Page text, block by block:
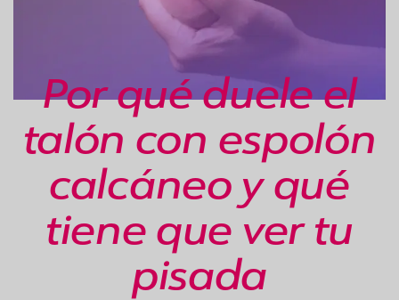
Por qué duele el
talón con espolón
calcáneo y qué
tiene que ver tu
pisada